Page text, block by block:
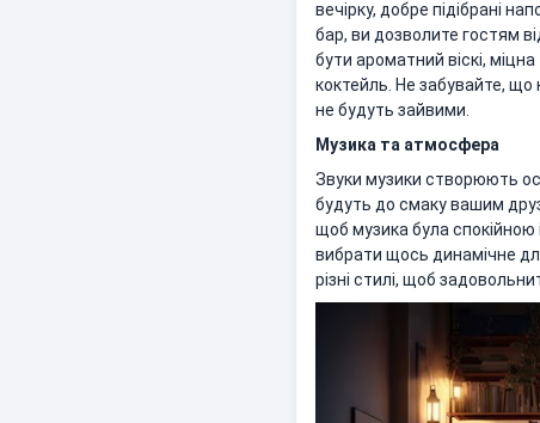
вечірку, добре підібрані
бар, ви дозволите гостям
бути ароматний віскі,
коктейль. Не забувайте, що
не будуть зайвими.
Музика та атмосфера
Звуки музики створюють
будуть до смаку вашим
щоб музика була спокійною
вибрати щось динамічне
різні стилі, щоб